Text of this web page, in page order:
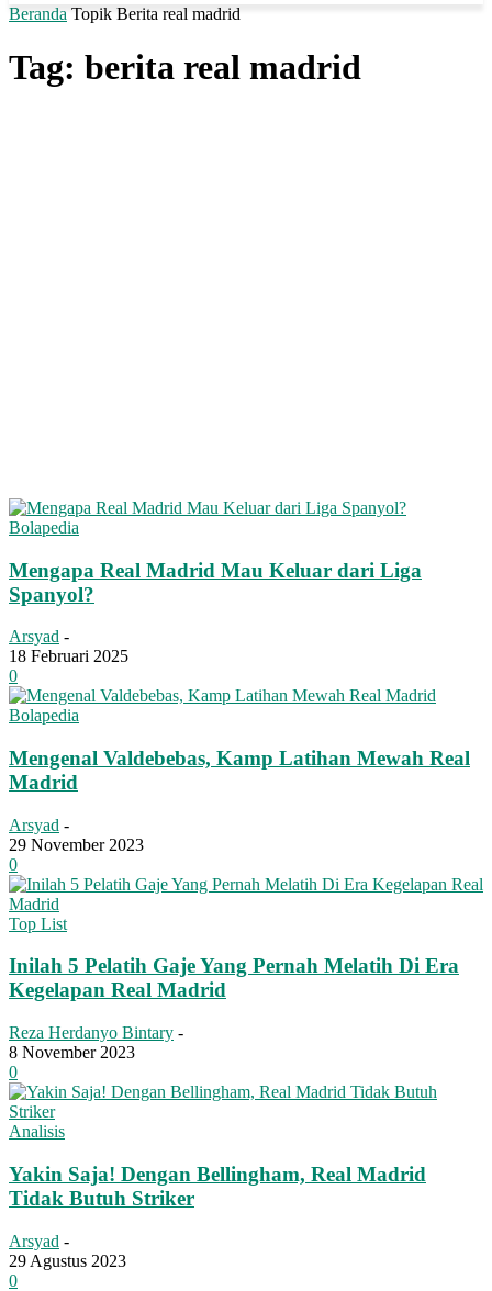
Beranda Topik Berita real madrid
Tag: berita real madrid
Bolapedia
Mengapa Real Madrid Mau Keluar dari Liga
Spanyol?
Arsyad -
18 Februari 2025
0
Bolapedia
Mengenal Valdebebas, Kamp Latihan Mewah Real
Madrid
Arsyad -
29 November 2023
0
Top List
Inilah 5 Pelatih Gaje Yang Pernah Melatih Di Era
Kegelapan Real Madrid
Reza Herdanyo Bintary -
8 November 2023
0
Analisis
Yakin Saja! Dengan Bellingham, Real Madrid
Tidak Butuh Striker
Arsyad -
29 Agustus 2023
0